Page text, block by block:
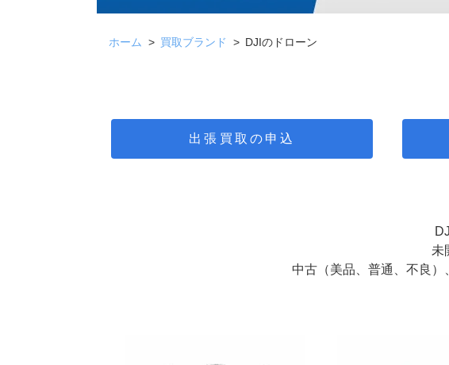
ホーム 買取ブランド DJIのドローン
出張買取の申込
未
中古（美品、普通、不良）